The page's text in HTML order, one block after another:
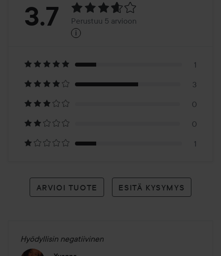
Arvosana:
Perustuu
5
arvioon
3.7 Perustuu 5 arvioon
i
1
3
0
0
1
ARVIOI TUOTE ESITÄ KYSYMYS
Hyödyllisin negatiivinen